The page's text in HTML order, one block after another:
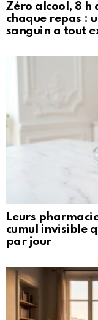
Zéro alcool, 8 h
chaque repas :
sanguin a tout
Leurs
cumul invisible
par jour